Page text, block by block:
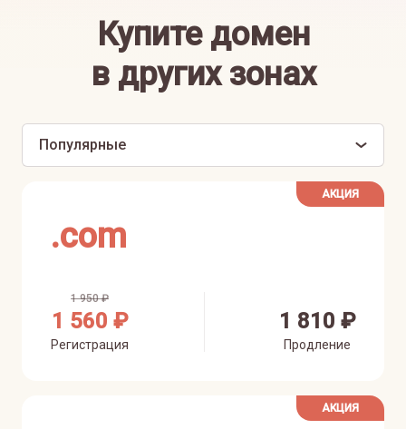
Купите домен
в других зонах
Популярные
АКЦИЯ
.com
1 950 ₽
1 560 ₽
Регистрация
1 810 ₽
Продление
АКЦИЯ